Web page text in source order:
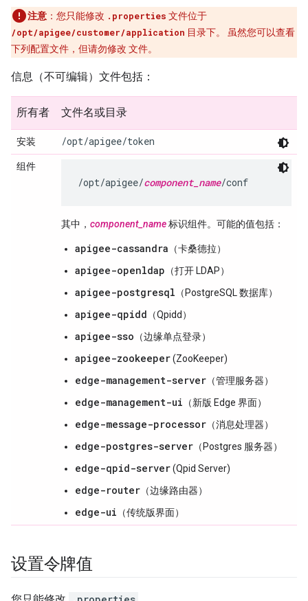
注意 ：您只能修改 .properties 文件位于
/opt/apigee/customer/application 目录下。 虽然您可以查看
下列配置文件，但请勿修改 文件。
信息（不可编辑）文件包括：
所有者 文件名或目录
安装 /opt/apigee/token
组件
/opt/apigee/component_name/conf
其中， component_name标识组件。可能的值包括：
apigee-cassandra （卡桑德拉）
apigee-openldap （打开 LDAP）
apigee-postgresql （PostgreSQL 数据库）
apigee-qpidd （Qpidd）
apigee-sso （边缘单点登录）
apigee-zookeeper(ZooKeeper)
edge-management-server （管理服务器）
edge-management-ui （新版 Edge 界面）
edge-message-processor （消息处理器）
edge-postgres-server （Postgres 服务器）
edge-qpid-server(Qpid Server)
edge-router （边缘路由器）
edge-ui （传统版界面）
设置令牌值